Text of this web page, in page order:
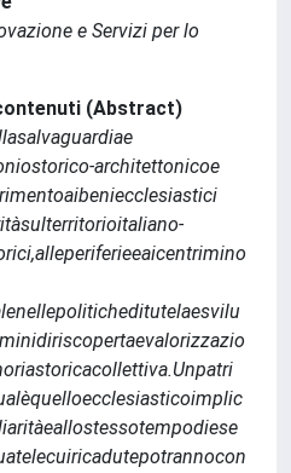
e Servizi per lo
(Abstract)
architettonicoe